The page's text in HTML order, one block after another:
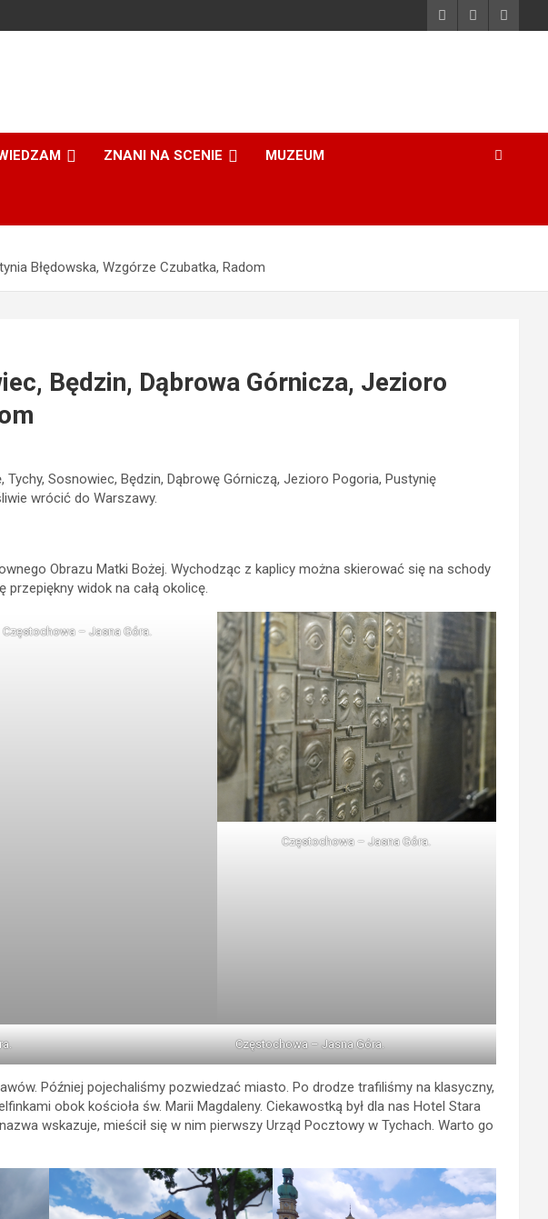
ZNANI NA SCENIE MUZEUM
Błędowska, Wzgórze Czubatka, Radom
Będzin, Dąbrowa Górnicza, Jezioro
Sosnowiec, Będzin, Dąbrowę Górniczą, Jezioro Pogoria, Pustynię
wrócić do Warszawy.
Obrazu Matki Bożej. Wychodząc z kaplicy można skierować się na schody
widok na całą okolicę.
Częstochowa – Jasna Góra.
Częstochowa – Jasna Góra.
Częstochowa – Jasna Góra.
Później pojechaliśmy pozwiedzać miasto. Po drodze trafiliśmy na klasyczny,
obok kościoła św. Marii Magdaleny. Ciekawostką był dla nas Hotel Stara
wskazuje, mieścił się w nim pierwszy Urząd Pocztowy w Tychach. Warto go